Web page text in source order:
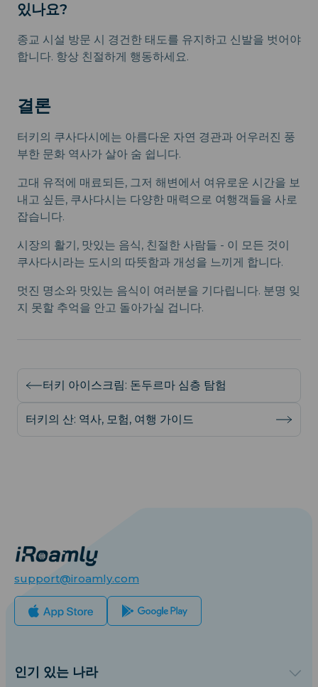
있나요?
종교 시설 방문 시 경건한 태도를 유지하고 신발을 벗어야
합니다. 항상 친절하게 행동하세요.
결론
터키의 쿠사다시에는 아름다운 자연 경관과 어우러진 풍
부한 문화 역사가 살아 숨 쉽니다.
고대 유적에 매료되든, 그저 해변에서 여유로운 시간을 보
내고 싶든, 쿠사다시는 다양한 매력으로 여행객들을 사로
잡습니다.
시장의 활기, 맛있는 음식, 친절한 사람들 - 이 모든 것이
쿠사다시라는 도시의 따뜻함과 개성을 느끼게 합니다.
멋진 명소와 맛있는 음식이 여러분을 기다립니다. 분명 잊
지 못할 추억을 안고 돌아가실 겁니다.
터키 아이스크림: 돈두르마 심층 탐험
터키의 산: 역사, 모험, 여행 가이드
support@iroamly.com
인기 있는 나라